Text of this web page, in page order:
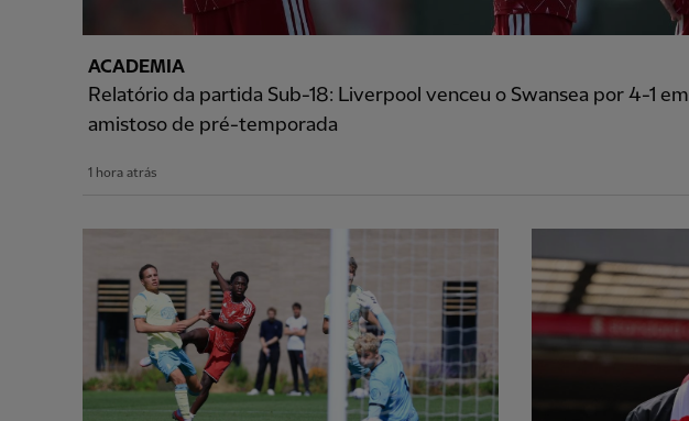
ACADEMIA
Relatório da partida Sub-18: Liverpool venceu o Swansea por 4-1 em
amistoso de pré-temporada
1 hora atrás